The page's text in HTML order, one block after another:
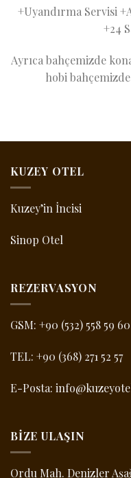
+Uyandırma Servisi
+24
Ayrıca bahçemizde
hobi
KUZEY OTEL
Kuzey’in İncisi
Sinop Otel
REZERVASYON
GSM: +90 (532) 558 59 60
TEL: +90 (368) 271 52 57
E-Posta:
BIZE ULAŞIN
Ordu Mah. Denizler